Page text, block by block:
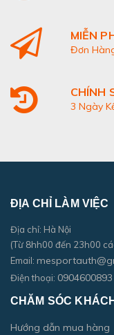
MIỄN
Đơn
CHÍNH
3 Ngày
ĐỊA CHỈ LÀM VIỆC
Địa chỉ: Hà Nội
(Từ 8hh00 đến 23h00
Email:
Điện thoại: 0904600893
CHĂM SÓC
Hướng dẫn mua hàng